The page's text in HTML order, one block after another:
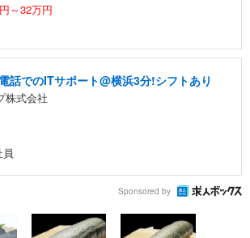
～32万円
話でのITサポート@横浜3分!シフトあり
株式会社
Sponsored by